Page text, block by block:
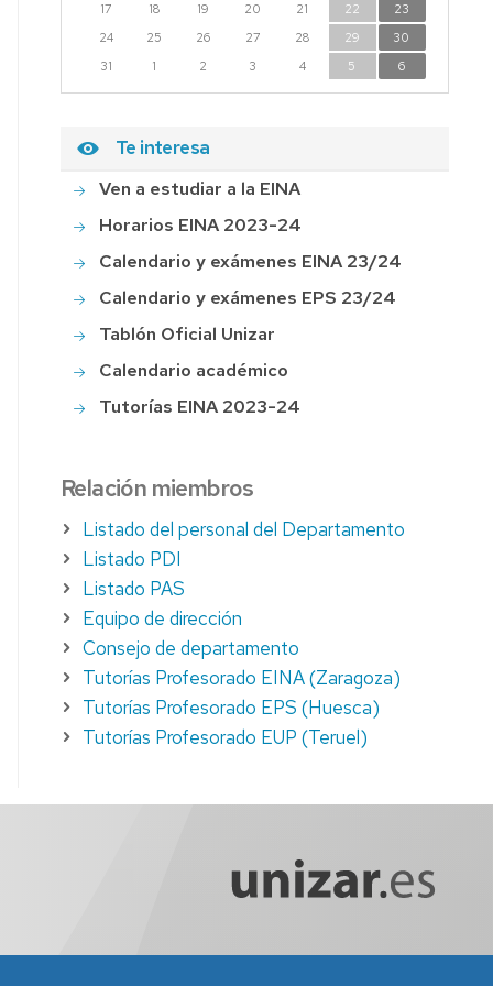
17
18 19 20 21 22
23
24
25 26 27 28 29
30
31
1 2 3 4 5 6
Te interesa
Ven a estudiar a la EINA
Horarios EINA 2023-24
Calendario y exámenes EINA 23/24
Calendario y exámenes EPS 23/24
Tablón Oficial Unizar
Calendario académico
Tutorías EINA 2023-24
Relación miembros
Listado del personal del Departamento
Listado PDI
Listado PAS
Equipo de dirección
Consejo de departamento
Tutorías Profesorado EINA (Zaragoza)
Tutorías Profesorado EPS (Huesca)
Tutorías Profesorado EUP (Teruel)